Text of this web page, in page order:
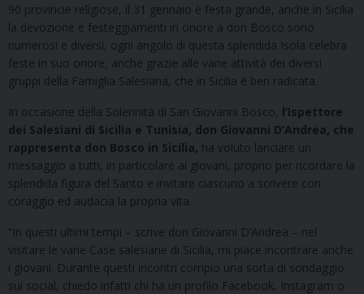
90 provincie religiose, il 31 gennaio è festa grande, anche in Sicilia
la devozione e festeggiamenti in onore a don Bosco sono
numerosi e diversi, ogni angolo di questa splendida Isola celebra
feste in suo onore, anche grazie alle varie attività dei diversi
gruppi della Famiglia Salesiana, che in Sicilia è ben radicata.
In occasione della Solennità di San Giovanni Bosco, l’Ispettore
dei Salesiani di Sicilia e Tunisia, don Giovanni D’Andrea, che
rappresenta don Bosco in Sicilia, ha voluto lanciare un
messaggio a tutti, in particolare ai giovani, proprio per ricordare la
splendida figura del Santo e invitare ciascuno a scrivere con
coraggio ed audacia la propria vita.
“In questi ultimi tempi – scrive don Giovanni D’Andrea – nel
visitare le varie Case salesiane di Sicilia, mi piace incontrare anche
i giovani. Durante questi incontri compio una sorta di sondaggio
sui social, chiedo infatti chi ha un profilo Facebook, Instagram o